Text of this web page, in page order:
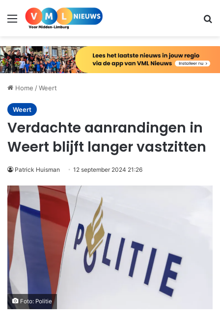
Menu
Home /Weert
Weert
Verdachte aanrandingen in
Weert blijft langer vastzitten
Patrick Huisman 12 september 2024 21:26
Foto: Politie